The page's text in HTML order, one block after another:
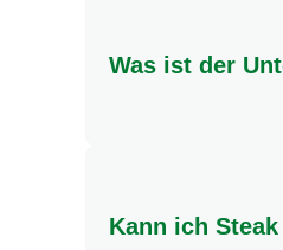
Was ist der
Kann ich